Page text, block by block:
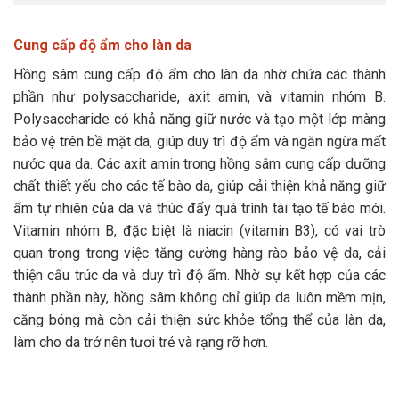
Cung cấp độ ẩm cho làn da
Hồng sâm cung cấp độ ẩm cho làn da nhờ chứa các thành
phần như polysaccharide, axit amin, và vitamin nhóm B.
Polysaccharide có khả năng giữ nước và tạo một lớp màng
bảo vệ trên bề mặt da, giúp duy trì độ ẩm và ngăn ngừa mất
nước qua da. Các axit amin trong hồng sâm cung cấp dưỡng
chất thiết yếu cho các tế bào da, giúp cải thiện khả năng giữ
ẩm tự nhiên của da và thúc đẩy quá trình tái tạo tế bào mới.
Vitamin nhóm B, đặc biệt là niacin (vitamin B3), có vai trò
quan trọng trong việc tăng cường hàng rào bảo vệ da, cải
thiện cấu trúc da và duy trì độ ẩm. Nhờ sự kết hợp của các
thành phần này, hồng sâm không chỉ giúp da luôn mềm mịn,
căng bóng mà còn cải thiện sức khỏe tổng thể của làn da,
làm cho da trở nên tươi trẻ và rạng rỡ hơn.